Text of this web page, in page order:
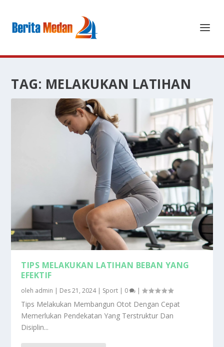
TAG: MELAKUKAN LATIHAN
TIPS MELAKUKAN LATIHAN BEBAN YANG
EFEKTIF
oleh admin | Des 21, 2024| Sport | 0 |
Tips Melakukan Membangun Otot Dengan Cepat
Memerlukan Pendekatan Yang Terstruktur Dan
Disiplin...